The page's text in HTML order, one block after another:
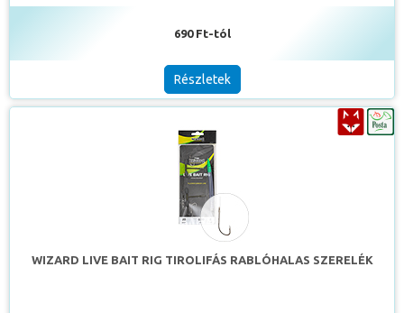
690 Ft-tól
Részletek
WIZARD LIVE BAIT RIG TIROLIFÁS RABLÓHALAS SZERELÉK